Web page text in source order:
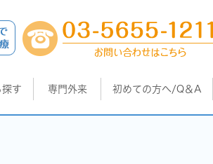
す 専門外来 初めての方へ/Q＆A